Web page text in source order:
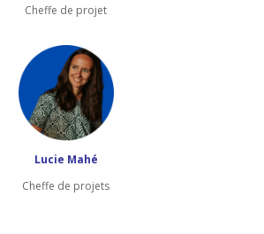
Cheffe de projet
Lucie Mahé
Cheffe de projets